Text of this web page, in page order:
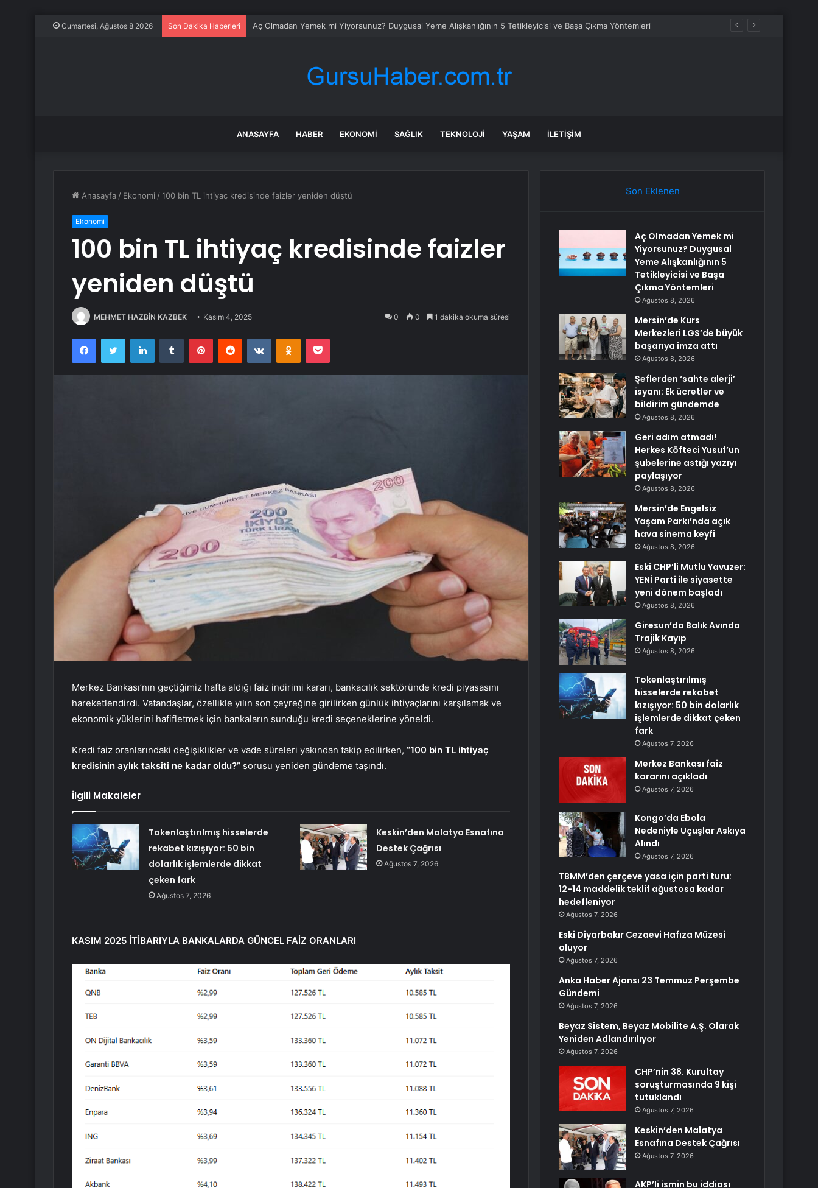
Cumartesi, Ağustos 8 2026 Son Dakika Haberleri Mersin’de Kurs Merkezleri LGS’de büyük başarıya imza attı
ANASAYFA HABER EKONOMI SAĞLIK TEKNOLOJI YAŞAM İLETIŞIM
Anasayfa / Ekonomi /100 bin TL ihtiyaç kredisinde faizler yeniden düştü
Ekonomi
100 bin TL ihtiyaç kredisinde faizler
yeniden düştü
MEHMET HAZBİN KAZBEK Kasım 4, 2025 0 0 1 dakika okuma süresi
FacebookTwitter LinkedInTumblr PinterestReddit VKontakteOdnoklassniki
Pocket
Merkez Bankası’nın geçtiğimiz hafta aldığı faiz indirimi kararı, bankacılık sektöründe kredi piyasasını
hareketlendirdi. Vatandaşlar, özellikle yılın son çeyreğine girilirken günlük ihtiyaçlarını karşılamak ve
ekonomik yüklerini hafifletmek için bankaların sunduğu kredi seçeneklerine yöneldi.
Kredi faiz oranlarındaki değişiklikler ve vade süreleri yakından takip edilirken, “100 bin TL ihtiyaç
kredisinin aylık taksiti ne kadar oldu?” sorusu yeniden gündeme taşındı.
İlgili Makaleler
Tokenlaştırılmış hisselerde
rekabet kızışıyor: 50 bin
dolarlık işlemlerde dikkat
çeken fark
Ağustos 7, 2026
Keskin’den Malatya Esnafına
Destek Çağrısı
Ağustos 7, 2026
KASIM 2025 İTİBARIYLA BANKALARDA GÜNCEL FAİZ ORANLARI
Son Eklenen
Aç Olmadan Yemek mi
Yiyorsunuz? Duygusal
Yeme Alışkanlığının 5
Tetikleyicisi ve Başa
Çıkma Yöntemleri
Ağustos 8, 2026
Mersin’de Kurs
Merkezleri LGS’de büyük
başarıya imza attı
Ağustos 8, 2026
Şeflerden ‘sahte alerji’
isyanı: Ek ücretler ve
bildirim gündemde
Ağustos 8, 2026
Geri adım atmadı!
Herkes Köfteci Yusuf’un
şubelerine astığı yazıyı
paylaşıyor
Ağustos 8, 2026
Mersin’de Engelsiz
Yaşam Parkı’nda açık
hava sinema keyfi
Ağustos 8, 2026
Eski CHP’li Mutlu Yavuzer:
YENİ Parti ile siyasette
yeni dönem başladı
Ağustos 8, 2026
Giresun’da Balık Avında
Trajik Kayıp
Ağustos 8, 2026
Tokenlaştırılmış
hisselerde rekabet
kızışıyor: 50 bin dolarlık
işlemlerde dikkat çeken
fark
Ağustos 7, 2026
Merkez Bankası faiz
kararını açıkladı
Ağustos 7, 2026
Kongo’da Ebola
Nedeniyle Uçuşlar Askıya
Alındı
Ağustos 7, 2026
TBMM’den çerçeve yasa için parti turu:
12-14 maddelik teklif ağustosa kadar
hedefleniyor
Ağustos 7, 2026
Eski Diyarbakır Cezaevi Hafıza Müzesi
oluyor
Ağustos 7, 2026
Anka Haber Ajansı 23 Temmuz Perşembe
Gündemi
Ağustos 7, 2026
Beyaz Sistem, Beyaz Mobilite A.Ş. Olarak
Yeniden Adlandırılıyor
Ağustos 7, 2026
CHP’nin 38. Kurultay
soruşturmasında 9 kişi
tutuklandı
Ağustos 7, 2026
Keskin’den Malatya
Esnafına Destek Çağrısı
Ağustos 7, 2026
AKP’li ismin bu iddiası